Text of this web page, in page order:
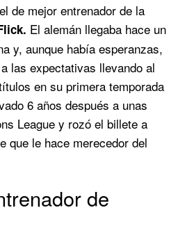
de mejor entrenador de la
El alemán llegaba hace un
y, aunque había esperanzas,
las expectativas llevando al
en su primera temporada
6 años después a unas
League y rozó el billete a
que le hace merecedor del
de